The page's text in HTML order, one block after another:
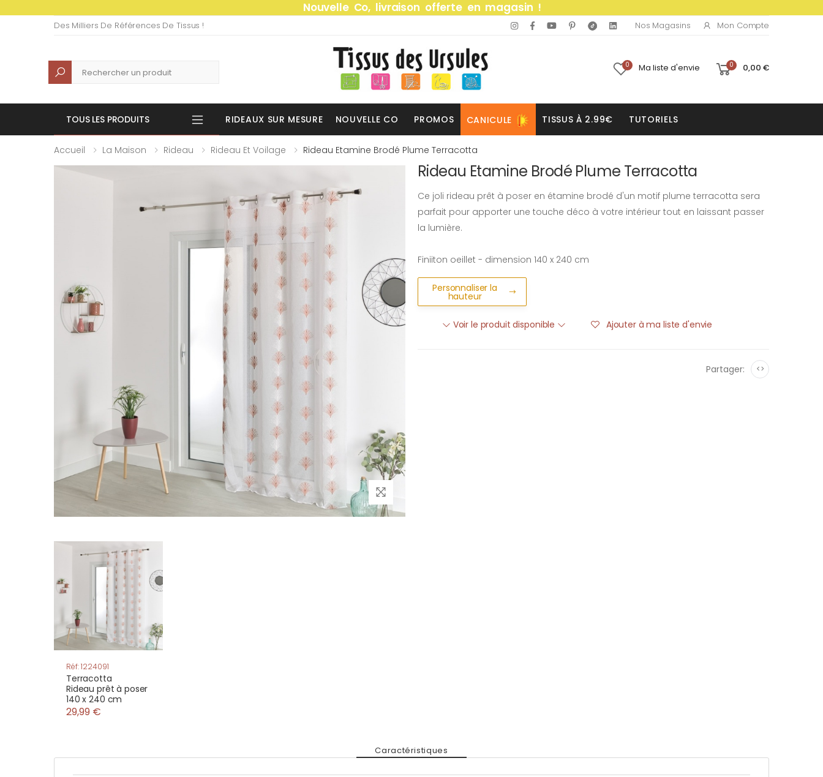
Nouvelle Co, livraison offerte en magasin !
Des Milliers De Références De Tissus ! Nos Magasins Mon Compte
Recherche 0 Ma liste d'envie 0 0,00 €
TOUS LES PRODUITS RIDEAUX SUR MESURE NOUVELLE CO PROMOS CANICULE TISSUS À 2.99€ TUTORIELS
Accueil La Maison Rideau Rideau Et Voilage Rideau Etamine Brodé Plume Terracotta
Rideau Etamine Brodé Plume Terracotta
Ce joli rideau prêt à poser en étamine brodé d'un motif plume terracotta sera
parfait pour apporter une touche déco à votre intérieur tout en laissant passer
la lumière.
Finiiton oeillet - dimension 140 x 240 cm
Personnaliser la
hauteur
Voir le produit disponible Ajouter à ma liste d'envie
Partager: <>
Réf: 1224091
Terracotta
Rideau prêt à poser
140 x 240 cm
29,99 €
Caractéristiques